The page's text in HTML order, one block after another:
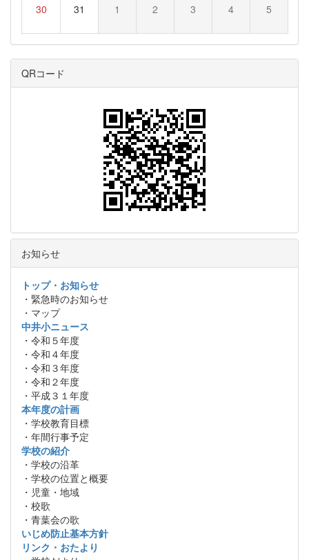
30 31 1 2 3 4 5
QRコード
お知らせ
トップ・お知らせ
・緊急時のお知らせ
・マップ
中井小ニュース
・令和５年度
・令和４年度
・令和３年度
・令和２年度
・平成３１年度
本年度の計画
・学校教育目標
・年間行事予定
学校の紹介
・学校の沿革
・学校の位置と概要
・児童・地域
・校歌
・青葉会の歌
いじめ防止基本方針
リンク・おたより